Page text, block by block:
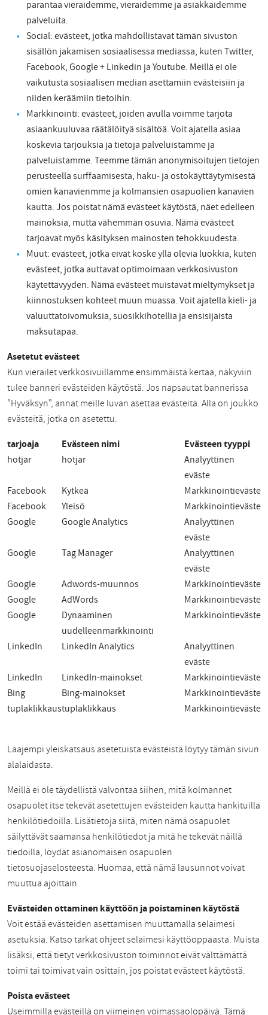
parantaa vieraidemme, vieraidemme ja asiakkaidemme
palveluita.
Social: evästeet, jotka mahdollistavat tämän sivuston
sisällön jakamisen sosiaalisessa mediassa, kuten Twitter,
Facebook, Google + Linkedin ja Youtube. Meillä ei ole
vaikutusta sosiaalisen median asettamiin evästeisiin ja
niiden keräämiin tietoihin.
Markkinointi: evästeet, joiden avulla voimme tarjota
asiaankuuluvaa räätälöityä sisältöä. Voit ajatella asiaa
koskevia tarjouksia ja tietoja palveluistamme ja
palveluistamme. Teemme tämän anonymisoitujen tietojen
perusteella surffaamisesta, haku- ja ostokäyttäytymisestä
omien kanavienmme ja kolmansien osapuolien kanavien
kautta. Jos poistat nämä evästeet käytöstä, näet edelleen
mainoksia, mutta vähemmän osuvia. Nämä evästeet
tarjoavat myös käsityksen mainosten tehokkuudesta.
Muut: evästeet, jotka eivät koske yllä olevia luokkia, kuten
evästeet, jotka auttavat optimoimaan verkkosivuston
käytettävyyden. Nämä evästeet muistavat mieltymykset ja
kiinnostuksen kohteet muun muassa. Voit ajatella kieli- ja
valuuttatoivomuksia, suosikkihotellia ja ensisijaista
maksutapaa.
Asetetut evästeet
Kun vierailet verkkosivuillamme ensimmäistä kertaa, näkyviin
tulee banneri evästeiden käytöstä. Jos napsautat bannerissa
"Hyväksyn", annat meille luvan asettaa evästeitä. Alla on joukko
evästeitä, jotka on asetettu.
tarjoaja Evästeen nimi Evästeen tyyppi
hotjar hotjar
Analyyttinen
eväste
Facebook
Kytkeä
Markkinointieväste
Facebook
Yleisö
Markkinointieväste
Google
Google Analytics
Analyyttinen
eväste
Google
Tag Manager
Analyyttinen
eväste
Google
Adwords-muunnos
Markkinointieväste
Google
AdWords
Markkinointieväste
Google
Dynaaminen
uudelleenmarkkinointi
Markkinointieväste
LinkedIn LinkedIn Analytics
Analyyttinen
eväste
LinkedIn
LinkedIn-mainokset
Markkinointieväste
Bing
Bing-mainokset
Markkinointieväste
tuplaklikkaustuplaklikkaus Markkinointieväste
Laajempi yleiskatsaus asetetuista evästeistä löytyy tämän sivun
alalaidasta.
Meillä ei ole täydellistä valvontaa siihen, mitä kolmannet
osapuolet itse tekevät asetettujen evästeiden kautta hankituilla
henkilötiedoilla. Lisätietoja siitä, miten nämä osapuolet
säilyttävät saamansa henkilötiedot ja mitä he tekevät näillä
tiedoilla, löydät asianomaisen osapuolen
tietosuojaselosteesta. Huomaa, että nämä lausunnot voivat
muuttua ajoittain.
Evästeiden ottaminen käyttöön ja poistaminen käytöstä
Voit estää evästeiden asettamisen muuttamalla selaimesi
asetuksia. Katso tarkat ohjeet selaimesi käyttöoppaasta. Muista
lisäksi, että tietyt verkkosivuston toiminnot eivät välttämättä
toimi tai toimivat vain osittain, jos poistat evästeet käytöstä.
Poista evästeet
Useimmilla evästeillä on viimeinen voimassaolopäivä. Tämä